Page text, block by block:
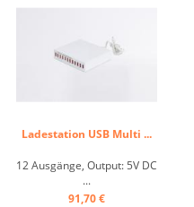
Ladestation USB Multi ...
12 Ausgänge, Output: 5V DC
...
91,70 €